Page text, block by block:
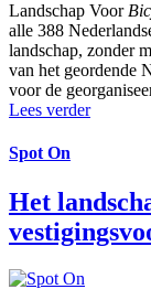
Landschap Voor
alle 388
landschap, zonder
van het geordende
voor de
Lees verder
Spot On
Het